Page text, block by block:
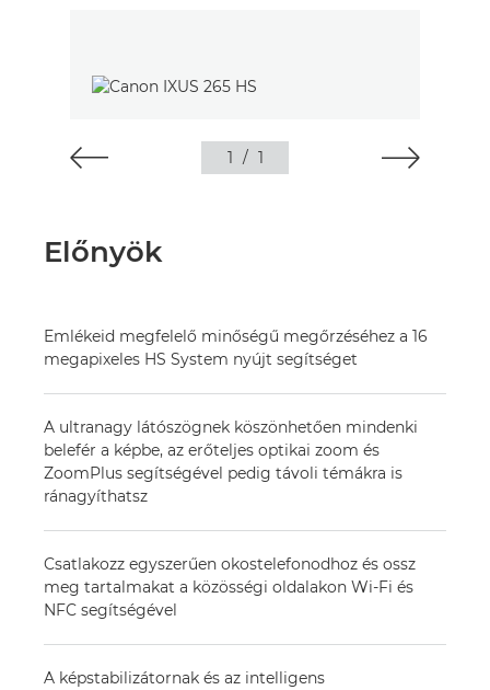
1 / 1
Előnyök
Emlékeid megfelelő minőségű megőrzéséhez a 16
megapixeles HS System nyújt segítséget
A ultranagy látószögnek köszönhetően mindenki
belefér a képbe, az erőteljes optikai zoom és
ZoomPlus segítségével pedig távoli témákra is
ránagyíthatsz
Csatlakozz egyszerűen okostelefonodhoz és ossz
meg tartalmakat a közösségi oldalakon Wi-Fi és
NFC segítségével
A képstabilizátornak és az intelligens